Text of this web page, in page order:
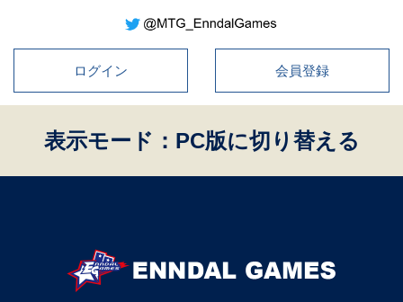
ログイン 会員登録
表示モード：PC版に切り替える